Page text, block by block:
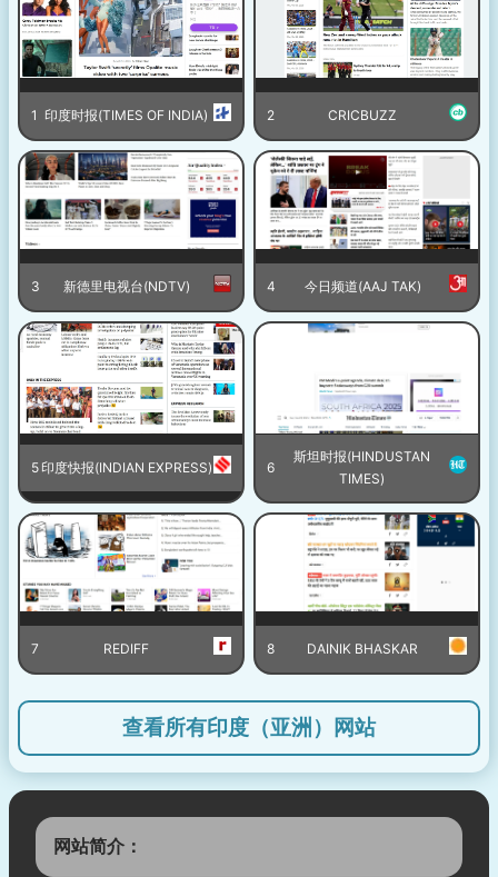
1 印度时报(TIMES OF INDIA) 2 CRICBUZZ
3 新德里电视台(NDTV) 4 今日频道(AAJ TAK)
5印度快报(INDIAN EXPRESS) 6
斯坦时报(HINDUSTAN
TIMES)
7 REDIFF 8 DAINIK BHASKAR
查看所有印度（亚洲）网站
网站简介：